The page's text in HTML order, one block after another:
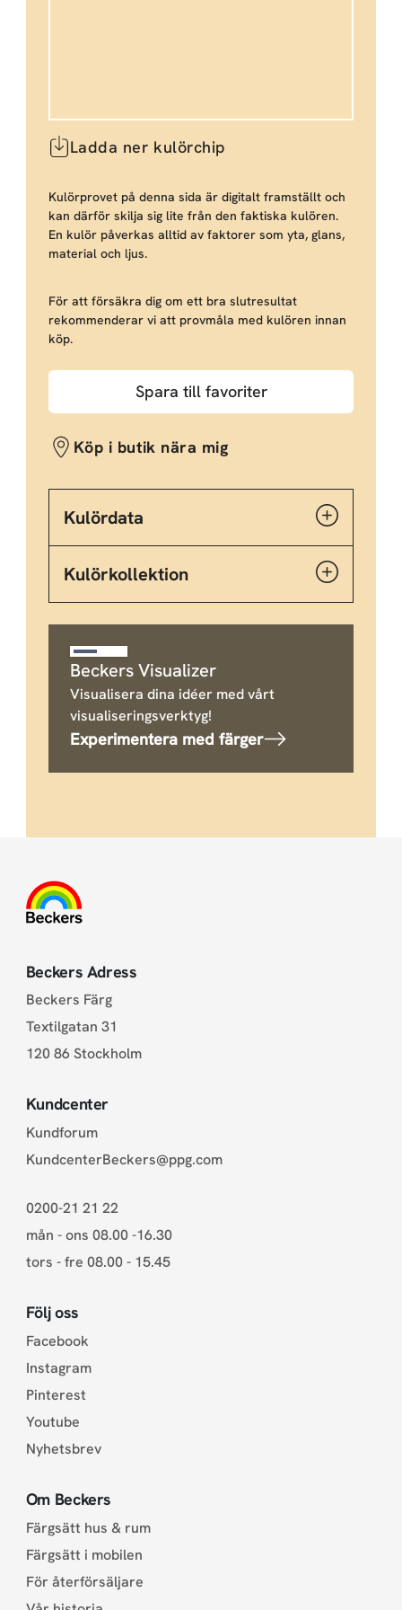
Ladda ner kulörchip
Kulörprovet på denna sida är digitalt framställt och
kan därför skilja sig lite från den faktiska kulören.
En kulör påverkas alltid av faktorer som yta, glans,
material och ljus.
För att försäkra dig om ett bra slutresultat
rekommenderar vi att provmåla med kulören innan
köp.
Spara till favoriter
Köp i butik nära mig
Kulördata
Kulörkollektion
Beckers Visualizer
Visualisera dina idéer med vårt
visualiseringsverktyg!
Experimentera med färger
Beckers Adress
Beckers Färg
Textilgatan 31
120 86 Stockholm
Kundcenter
Kundforum
KundcenterBeckers@ppg.com
0200-21 21 22
mån - ons 08.00 -16.30
tors - fre 08.00 - 15.45
Följ oss
Facebook
Instagram
Pinterest
Youtube
Nyhetsbrev
Om Beckers
Färgsätt hus & rum
Färgsätt i mobilen
För återförsäljare